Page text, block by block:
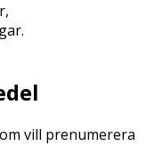
vill prenumerera